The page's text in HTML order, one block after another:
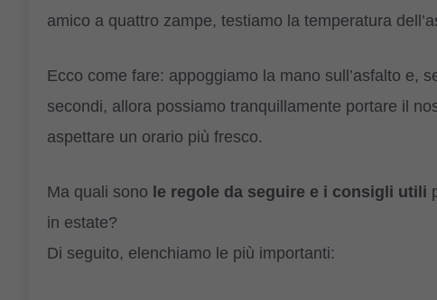
amico a quattro zampe, testiamo la temperatura
Ecco come fare: appoggiamo la mano sull’asfalto e,
secondi, allora possiamo tranquillamente portare il
aspettare un orario più fresco.
Ma quali sono le regole da seguire e i consigli utili
in estate?
Di seguito, elenchiamo le più importanti: